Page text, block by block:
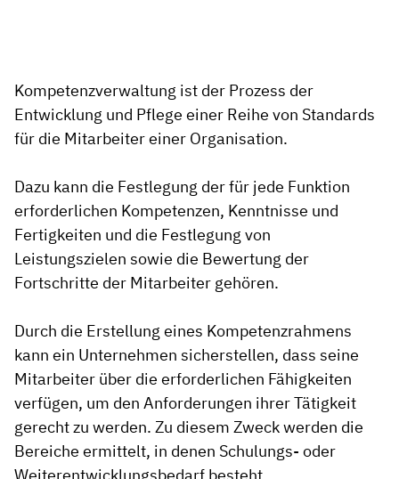
Kompetenzverwaltung ist der Prozess der
Entwicklung und Pflege einer Reihe von Standards
für die Mitarbeiter einer Organisation.
Dazu kann die Festlegung der für jede Funktion
erforderlichen Kompetenzen, Kenntnisse und
Fertigkeiten und die Festlegung von
Leistungszielen sowie die Bewertung der
Fortschritte der Mitarbeiter gehören.
Durch die Erstellung eines Kompetenzrahmens
kann ein Unternehmen sicherstellen, dass seine
Mitarbeiter über die erforderlichen Fähigkeiten
verfügen, um den Anforderungen ihrer Tätigkeit
gerecht zu werden. Zu diesem Zweck werden die
Bereiche ermittelt, in denen Schulungs- oder